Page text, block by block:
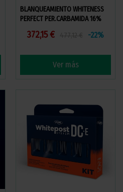
BLANQUEAMIENTO WHITENESS
PERFECT PER.CARBAMIDA 16%
372,15 € -22%
Ver más